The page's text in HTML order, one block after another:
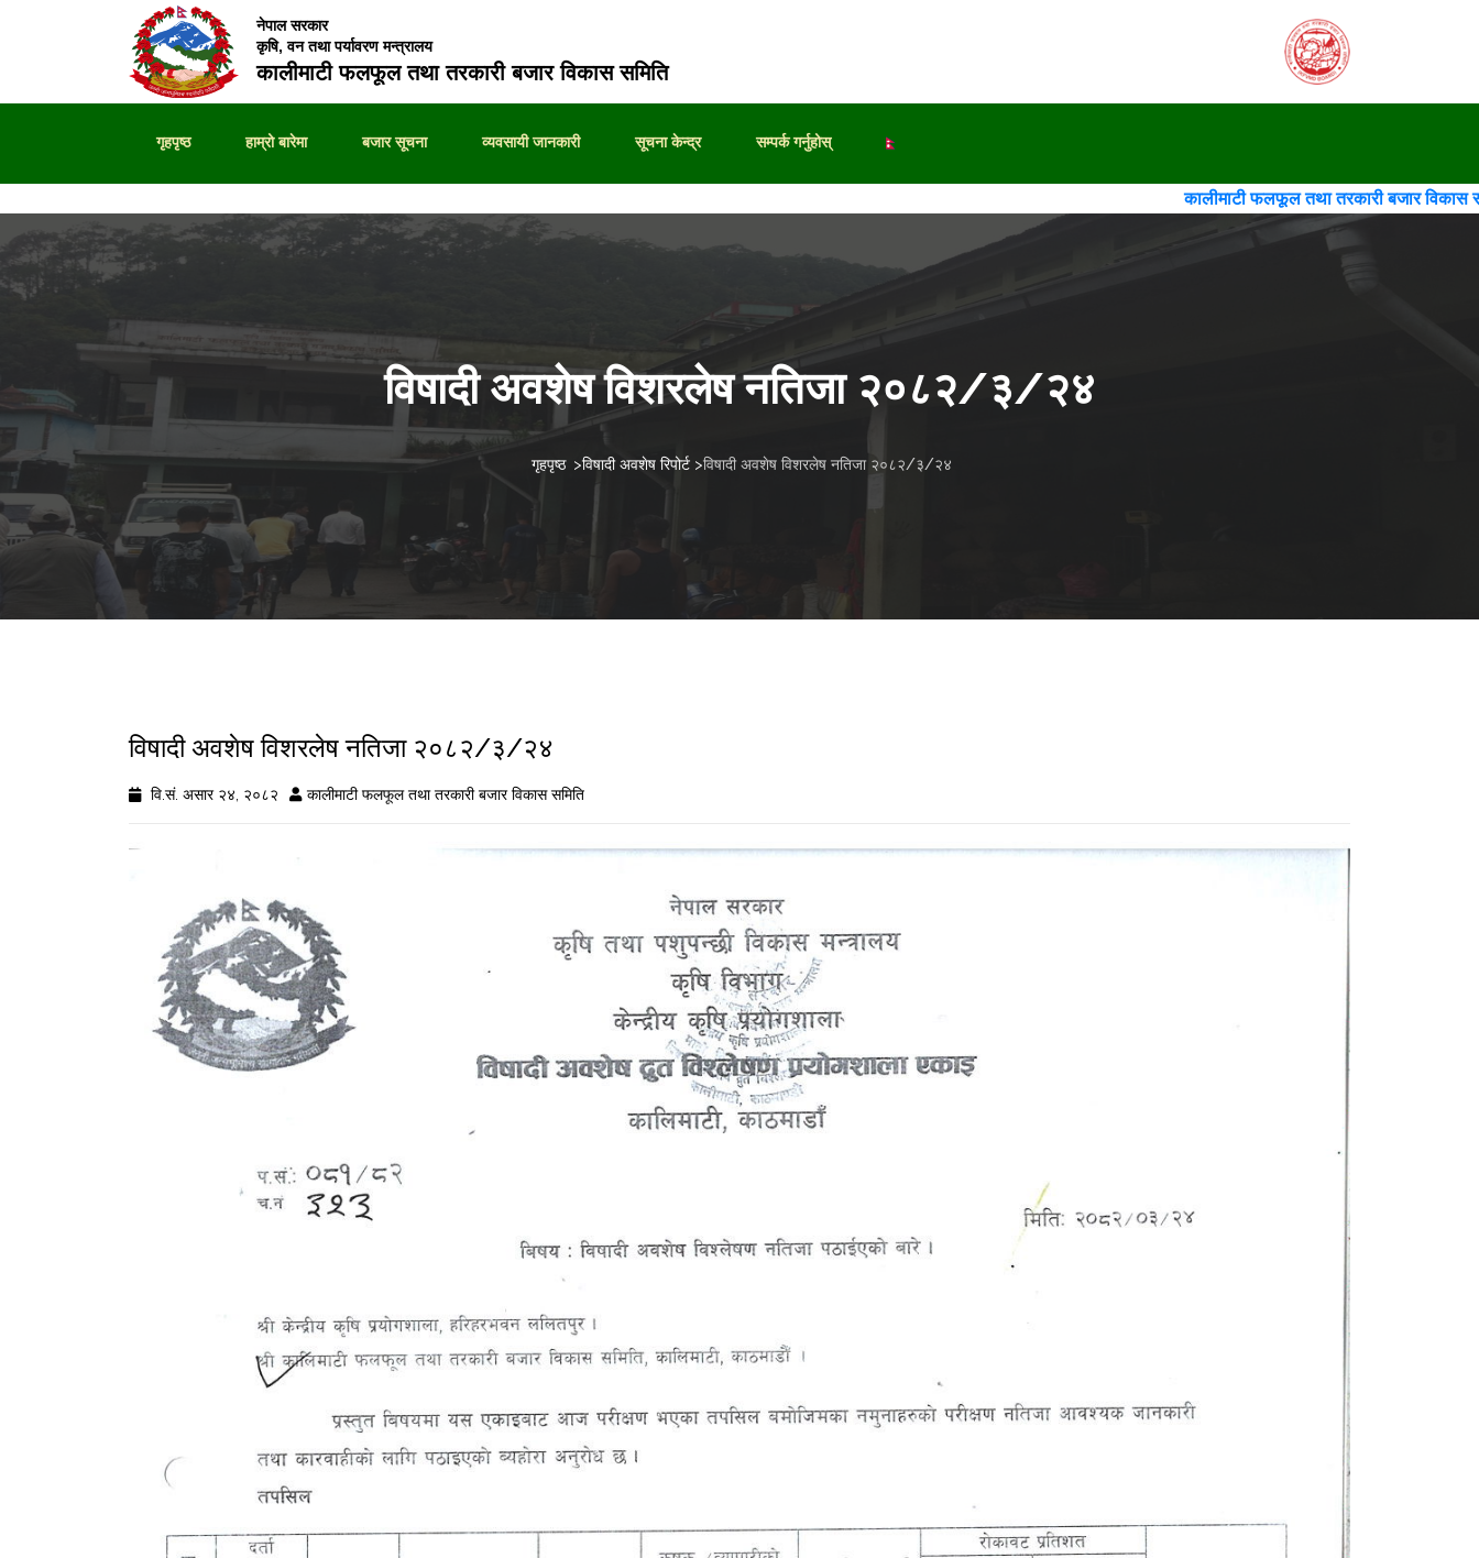
नेपाल सरकार
कृषि, वन तथा पर्यावरण मन्त्रालय
कालीमाटी फलफूल तथा तरकारी बजार विकास समिति
गृहपृष्ठ हाम्रो बारेमा बजार सूचना व्यवसायी जानकारी सूचना केन्द्र सम्पर्क गर्नुहोस्
कालीमाटी फलफूल तथा तरकारी बजार विकास
विषादी अवशेष विशरलेष नतिजा २०८२/३/२४
गृहपृष्ठ >विषादी अवशेष रिपोर्ट>विषादी अवशेष विशरलेष नतिजा २०८२/३/२४
विषादी अवशेष विशरलेष नतिजा २०८२/३/२४
वि.सं. असार २४, २०८२ कालीमाटी फलफूल तथा तरकारी बजार विकास समिति